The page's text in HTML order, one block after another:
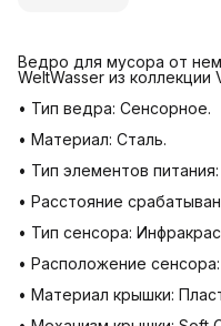
Ведро для мусора от
WeltWasser из коллекции
• Тип ведра: Сенсорное.
• Материал: Сталь.
• Тип элементов
• Расстояние
• Тип сенсора:
• Расположение
• Материал крышки: